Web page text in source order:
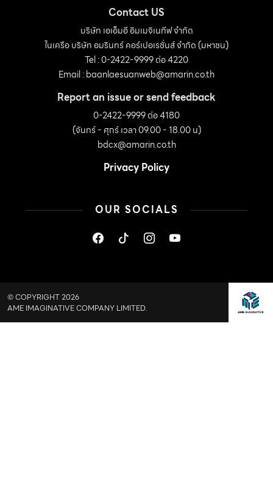
Contact US
บริษัท เอเอ็มอี อิมเมจิเนทีฟ จำกัด
ในเครือ บริษัท อมรินทร์ คอร์เปอเรชั่นส์ จำกัด (มหาชน)
Tel : 0-2422-9999 ต่อ 4220
Email :baanlaesuanweb@amarin.co.th
Report an issue or send feedback
0-2422-9999 ต่อ 4180
(จันทร์ - ศุกร์ เวลา 09.00 - 18.00 น)
bdcx@amarin.co.th
Privacy Policy
OUR SOCIALS
© COPYRIGHT 2026
AME IMAGINATIVE COMPANY LIMITED.